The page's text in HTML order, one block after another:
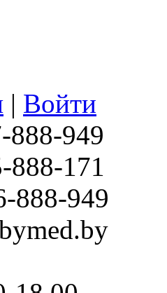
| Войти
888-949
888-171
888-949